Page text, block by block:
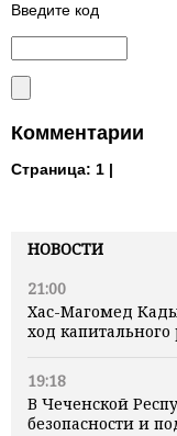
НОВОСТИ
21:00
Хас-Магомед
ход
19:18
В Чеченской
безопасности и
Введите код
Комментарии
Страница: 1 |